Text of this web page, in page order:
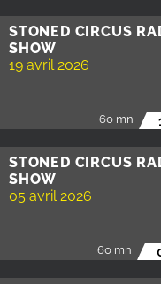
STONED CIRCUS
SHOW
19 avril 2026
60 mn
STONED CIRCUS
SHOW
05 avril 2026
60 mn